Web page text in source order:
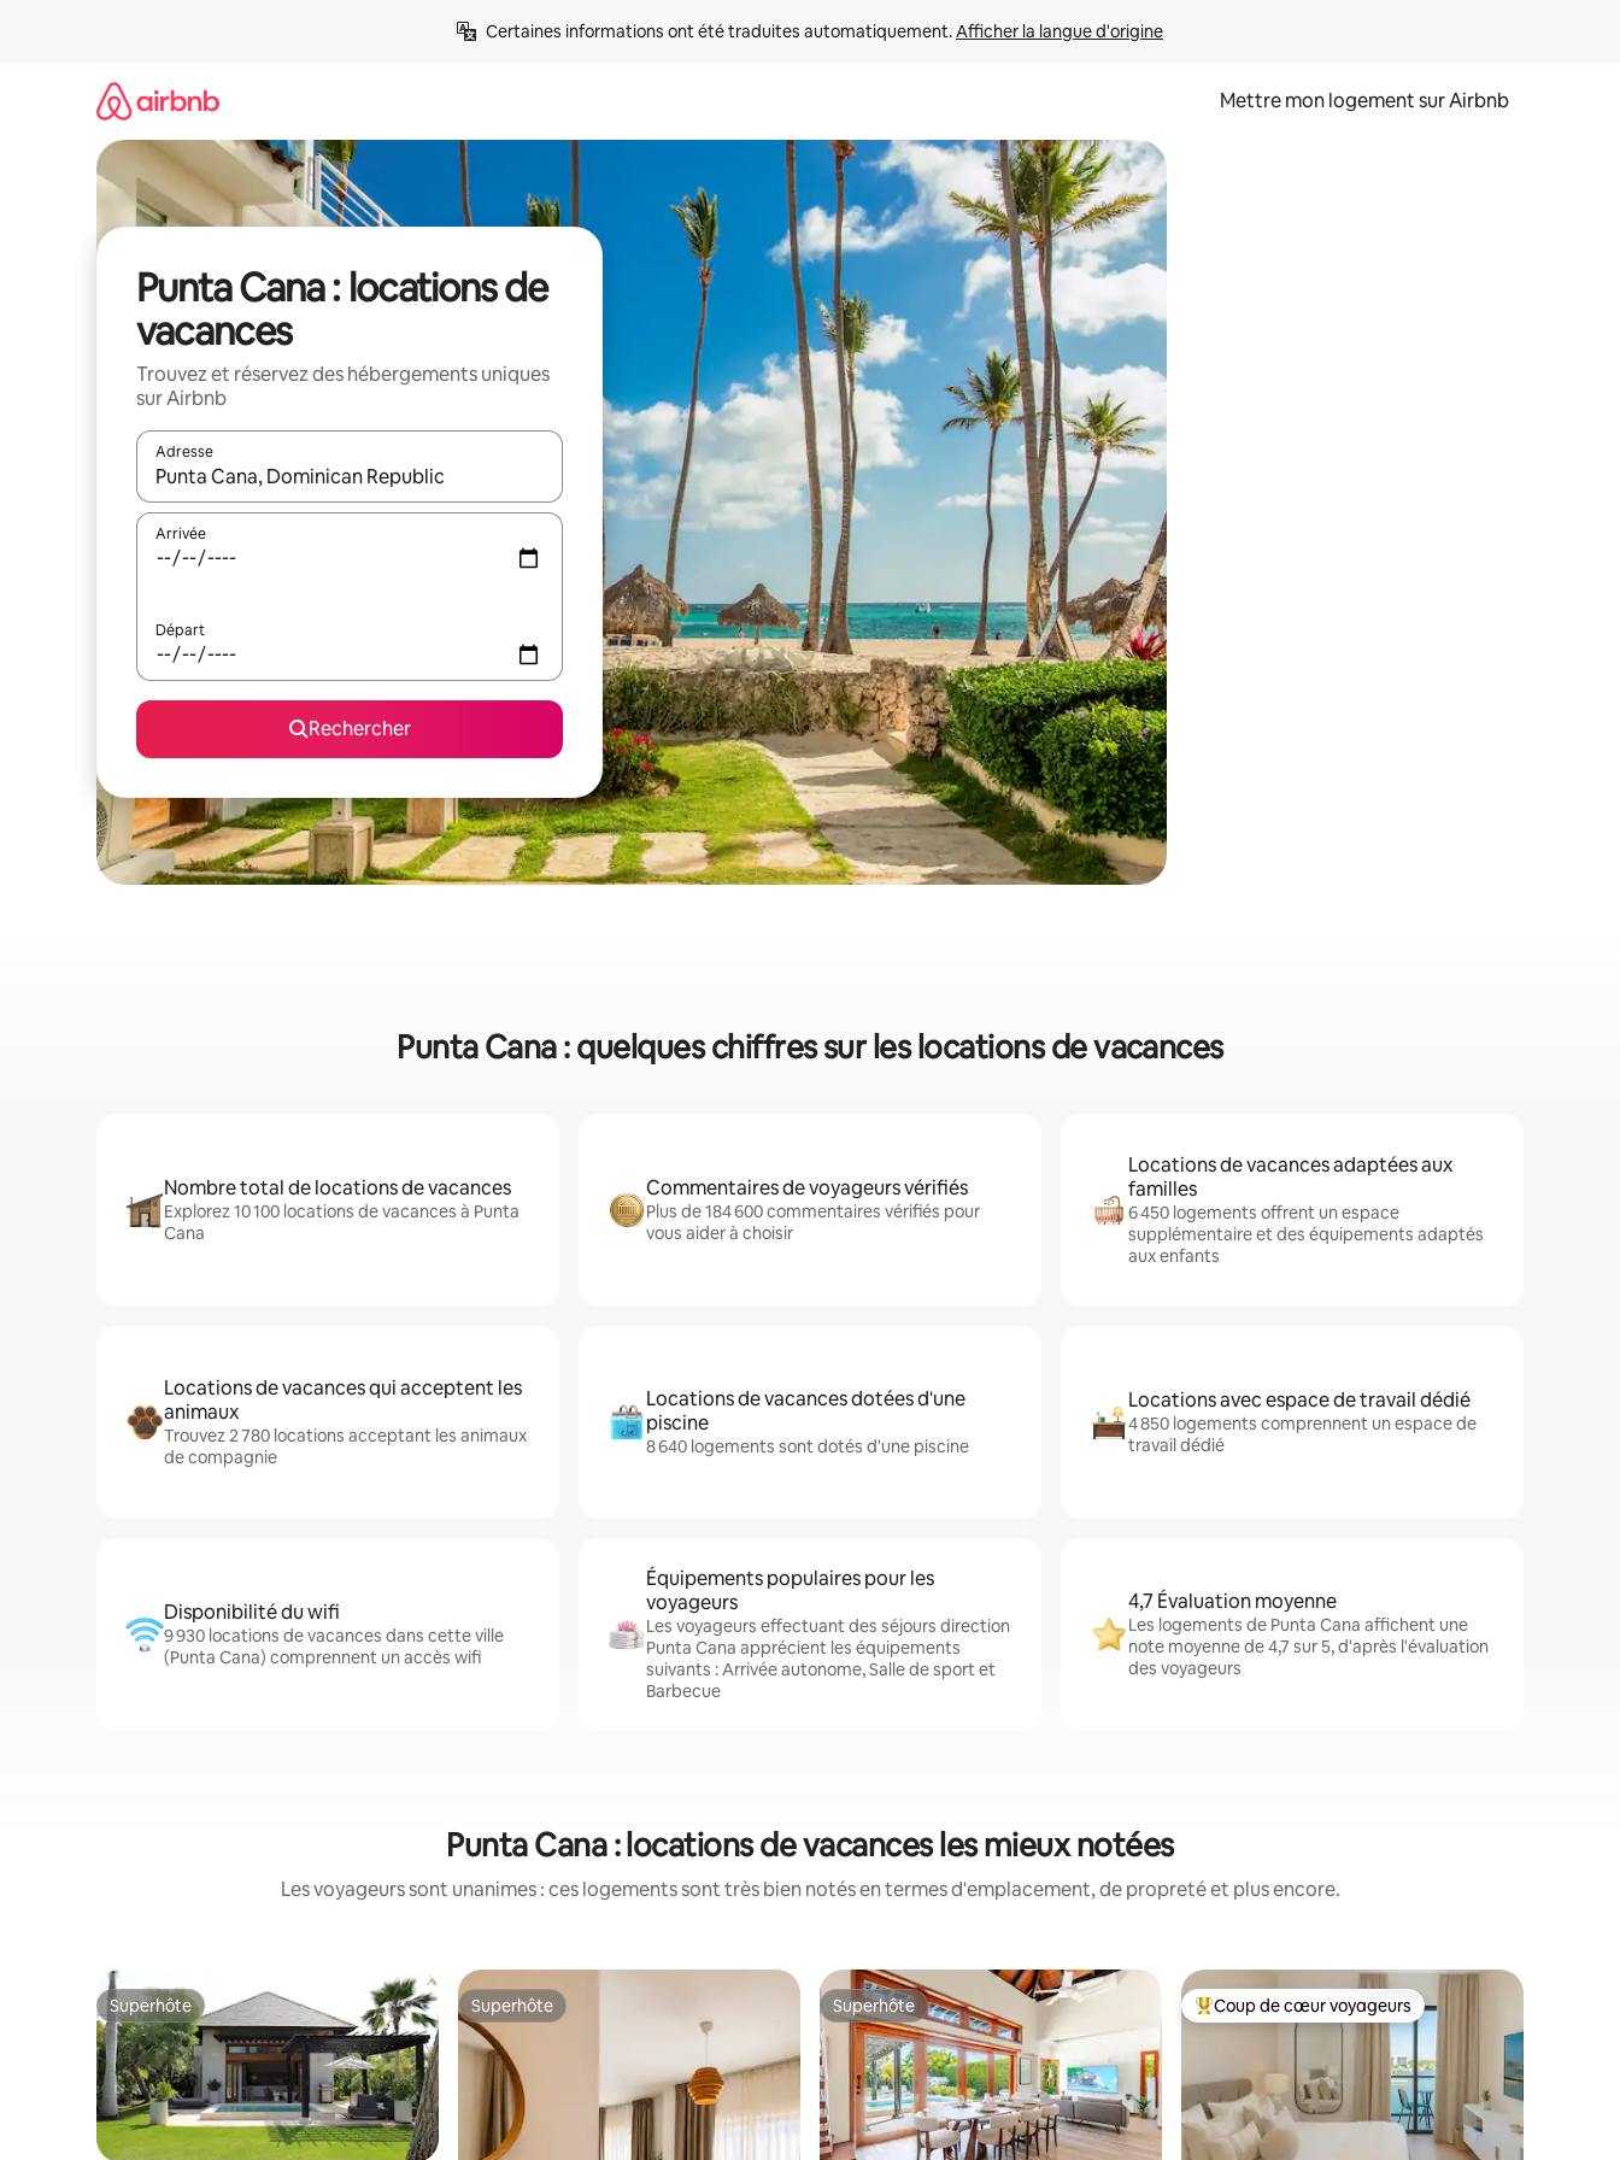
Certaines informations ont été traduites automatiquement. Afficher la langue d'origine
Mettre mon logement sur Airbnb
Punta Cana : locations de
vacances
Trouvez et réservez des hébergements uniques
sur Airbnb
Adresse
Lorsque les résultats s'affichent, utilisez les flèches vers le haut et vers le bas pour les parcourir ou en appuyant et en faisant glisser.
Arrivée
Départ
Rechercher
Punta Cana : quelques chiffres sur les locations de vacances
Nombre total de locations de vacances
Explorez 10 100 locations de vacances à Punta
Cana
Commentaires de voyageurs vérifiés
Plus de 184 600 commentaires vérifiés pour
vous aider à choisir
Locations de vacances adaptées aux
familles
6 450 logements offrent un espace
supplémentaire et des équipements adaptés
aux enfants
Locations de vacances qui acceptent les
animaux
Trouvez 2 780 locations acceptant les animaux
de compagnie
Locations de vacances dotées d'une
piscine
8 640 logements sont dotés d'une piscine
Locations avec espace de travail dédié
4 850 logements comprennent un espace de
travail dédié
Disponibilité du wifi
9 930 locations de vacances dans cette ville
(Punta Cana) comprennent un accès wifi
Équipements populaires pour les
voyageurs
Les voyageurs effectuant des séjours direction
Punta Cana apprécient les équipements
suivants : Arrivée autonome, Salle de sport et
Barbecue
4,7 Évaluation moyenne
Les logements de Punta Cana affichent une
note moyenne de 4,7 sur 5, d'après l'évaluation
des voyageurs
Punta Cana : locations de vacances les mieux notées
Les voyageurs sont unanimes : ces logements sont très bien notés en termes d'emplacement, de propreté et plus encore.
Superhôte
Superhôte Superhôte
Superhôte Superhôte
Superhôte Coups de cœur voyageurs les plus appréciés
Coup de cœur voyageurs